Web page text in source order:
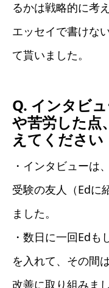
るかは戦略的に考
エッセイで書けな
て貰いました。
Q. インタビ
や苦労した点
えてください
・インタビューは
受験の友人（Edに
ました。
・数日に一回Ed
を入れて、その間
改善に取り組みま